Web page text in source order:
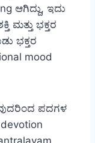
ಆಗಿದ್ದು, ಇದು
ಮತ್ತು ಭಕ್ತರ
ಭಕ್ತರ
mood
ಪದಗಳ